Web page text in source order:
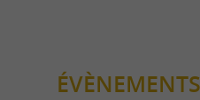
ÉVÈNEMENTS